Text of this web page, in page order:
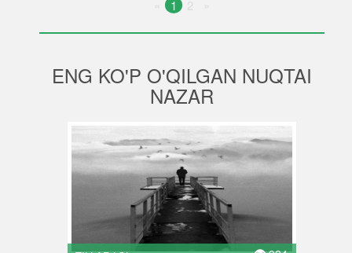
1 2
ENG KO'P O'QILGAN NUQTAI
NAZAR